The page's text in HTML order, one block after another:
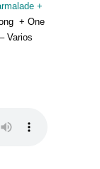
+
+ One
Varios